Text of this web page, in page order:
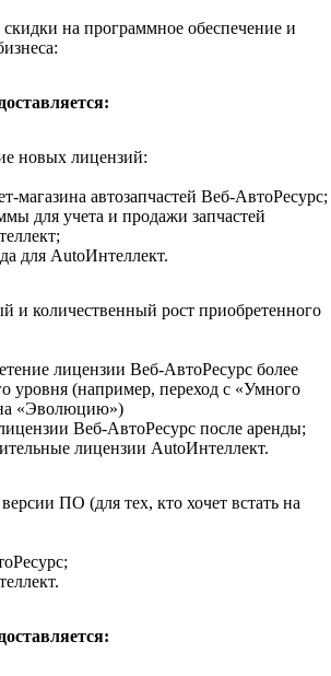
на программное обеспечение и
новых лицензий:
магазина автозапчастей Веб-АвтоРесурс;
для учета и продажи запчастей
для AutoИнтеллект.
и количественный рост приобретенного
лицензии Веб-АвтоРесурс более
уровня (например, переход с «Умного
«Эволюцию»)
Веб-АвтоРесурс после аренды;
лицензии AutoИнтеллект.
ПО (для тех, кто хочет встать на